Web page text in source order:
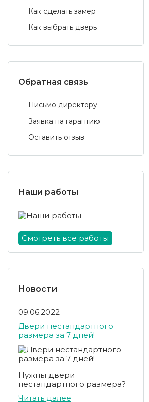
Как сделать замер
Как выбрать дверь
Обратная связь
Письмо директору
Заявка на гарантию
Оставить отзыв
Наши работы
Смотреть все работы
Новости
09.06.2022
Двери нестандартного
размера за 7 дней!
Нужны двери
нестандартного размера?
Читать далее